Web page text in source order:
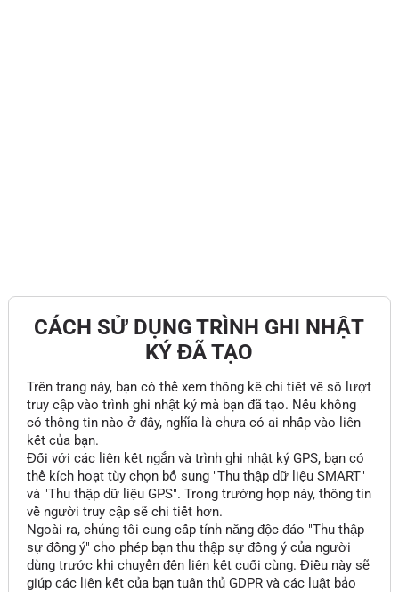
CÁCH SỬ DỤNG TRÌNH GHI NHẬT
KÝ ĐÃ TẠO
Trên trang này, bạn có thể xem thống kê chi tiết về số lượt
truy cập vào trình ghi nhật ký mà bạn đã tạo. Nếu không
có thông tin nào ở đây, nghĩa là chưa có ai nhấp vào liên
kết của bạn.
Đối với các liên kết ngắn và trình ghi nhật ký GPS, bạn có
thể kích hoạt tùy chọn bổ sung "Thu thập dữ liệu SMART"
và "Thu thập dữ liệu GPS". Trong trường hợp này, thông tin
về người truy cập sẽ chi tiết hơn.
Ngoài ra, chúng tôi cung cấp tính năng độc đáo "Thu thập
sự đồng ý" cho phép bạn thu thập sự đồng ý của người
dùng trước khi chuyển đến liên kết cuối cùng. Điều này sẽ
giúp các liên kết của bạn tuân thủ GDPR và các luật bảo